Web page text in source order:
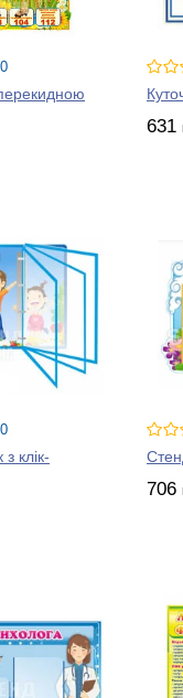
затишного
до кожного
в країні, акції
їх експлуатації.
631
клік-
706